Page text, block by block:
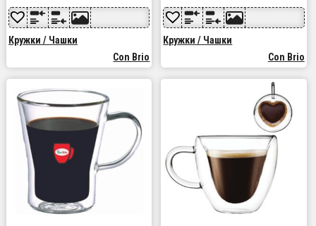
Кружки / Чашки
Con Brio
Кружки / Чашки
Con Brio